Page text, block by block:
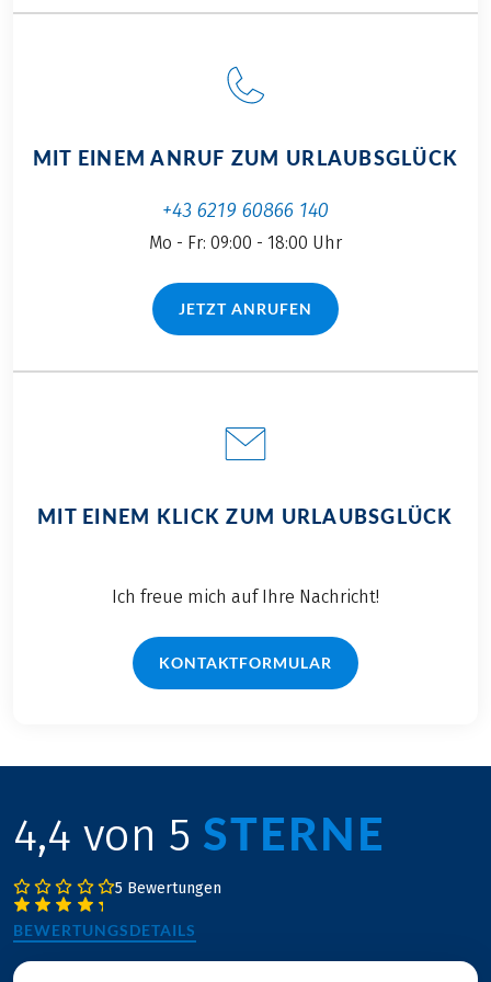
MIT EINEM ANRUF ZUM URLAUBSGLÜCK
+43 6219 60866 140
Mo - Fr: 09:00 - 18:00 Uhr
JETZT ANRUFEN(LINK ÖFFNET IN NEUEM TAB)
MIT EINEM KLICK ZUM URLAUBSGLÜCK
Ich freue mich auf Ihre Nachricht!
KONTAKTFORMULAR
4,4 von 5 STERNE
5 Bewertungen
BEWERTUNGSDETAILS